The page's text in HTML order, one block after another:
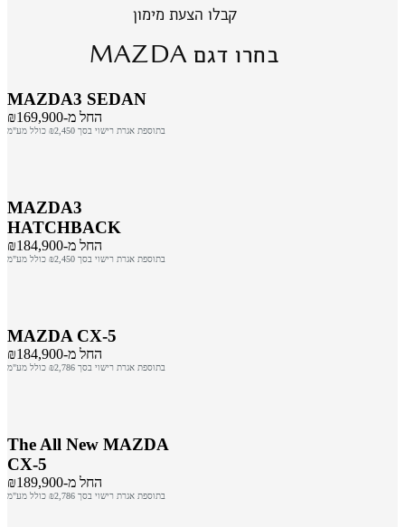
קבלו הצעת מימון
בחרו דגםMAZDA
MAZDA3 SEDAN
החל מ-₪169,900
בתוספת אגרת רישוי בסך ₪2,450 כולל מע"מ
MAZDA3
HATCHBACK
החל מ-₪184,900
בתוספת אגרת רישוי בסך ₪2,450 כולל מע"מ
MAZDA CX-5
החל מ-₪184,900
בתוספת אגרת רישוי בסך ₪2,786 כולל מע"מ
The All New MAZDA
CX-5
החל מ-₪189,900
בתוספת אגרת רישוי בסך ₪2,786 כולל מע"מ